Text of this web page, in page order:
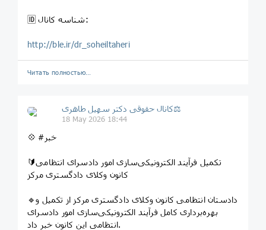
🆔 شناسه کانال:
http://ble.ir/dr_soheiltaheri
Читать полностью…
کانال حقوقی دکتر سهيل طاهری⚖
18 May 2026 18:44
💠 #خبر
🔰تکمیل فرآیند الکترونیکی‌سازی امور دادسرای انتظامی
کانون وکلای دادگستری مرکز
🔹دادستان انتظامی کانون وکلای دادگستری مرکز از تکمیل و
بهره‌برداری کامل فرآیند الکترونیکی‌سازی امور دادسرای
انتظامی این کانون خبر داد.